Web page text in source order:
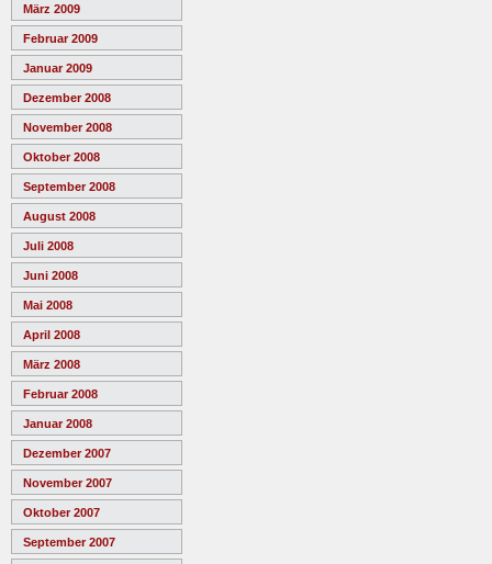
März 2009
Februar 2009
Januar 2009
Dezember 2008
November 2008
Oktober 2008
September 2008
August 2008
Juli 2008
Juni 2008
Mai 2008
April 2008
März 2008
Februar 2008
Januar 2008
Dezember 2007
November 2007
Oktober 2007
September 2007